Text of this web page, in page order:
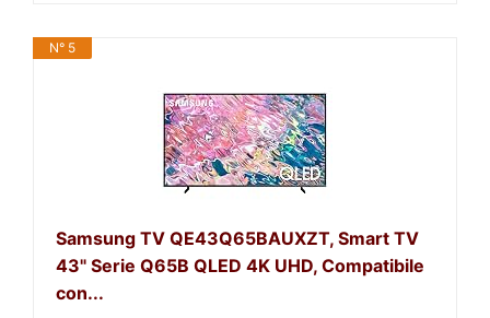
N° 5
Samsung TV QE43Q65BAUXZT, Smart TV
43" Serie Q65B QLED 4K UHD, Compatibile
con...